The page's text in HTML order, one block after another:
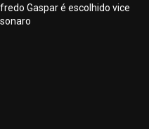
Gaspar é escolhido vice